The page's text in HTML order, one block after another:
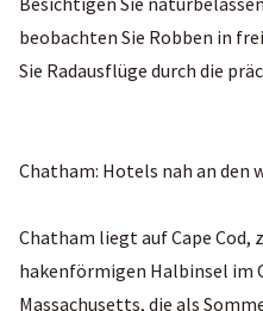
beobachten Sie Robben in
Sie Radausflüge durch die
Chatham: Hotels nah an den
Chatham liegt auf Cape Cod,
hakenförmigen Halbinsel im
Massachusetts, die als